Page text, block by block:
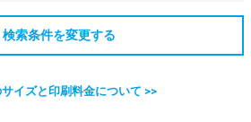
検索条件を変更する
イズと印刷料金について >>